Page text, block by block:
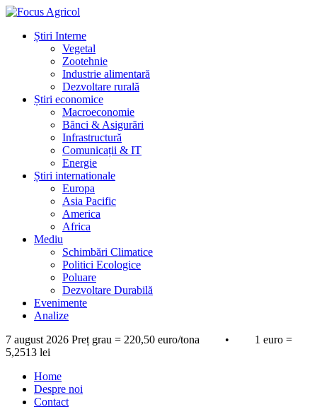
Știri Interne
Vegetal
Zootehnie
Industrie alimentară
Dezvoltare rurală
Știri economice
Macroeconomie
Bănci & Asigurări
Infrastructură
Comunicații & IT
Energie
Știri internationale
Europa
Asia Pacific
America
Africa
Mediu
Schimbări Climatice
Politici Ecologice
Poluare
Dezvoltare Durabilă
Evenimente
Analize
7 august 2026 Preț grau = 220,50 euro/tona • 1 euro =
5,2513 lei
Home
Despre noi
Contact